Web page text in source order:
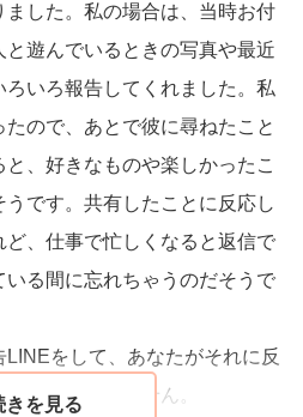
しかしないような関係性の男
ところ、男性から「君のこと
情ではない。でもやり取りは
でそういうことはしたい。だ
と言われたことがあります。
マな時に連絡をすれば丁寧に
「都合のよい女」でしかありま
そういったLINE以外に無いよ
りさせずこのままのやり取り
した。私の場合は、当時お付
遊んでいるときの写真や最近
いろ報告してくれました。私
ので、あとで彼に尋ねたこと
、好きなものや楽しかったこ
です。共有したことに反応し
、仕事で忙しくなると返信で
る間に忘れちゃうのだそうで
をして、あなたがそれに反
のかもしれません。